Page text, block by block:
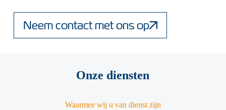
Neem contact met ons op
Onze diensten
Waarmee wij u van dienst zijn